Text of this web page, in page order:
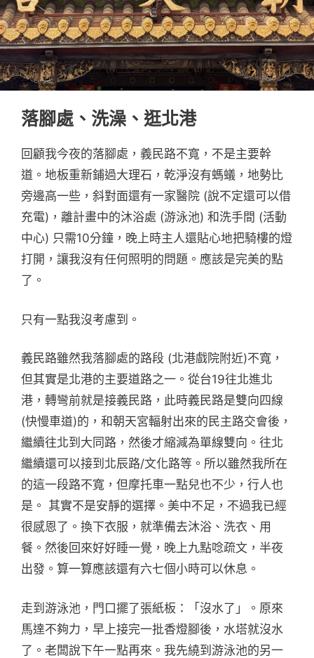
落腳處、洗澡、逛北港
回顧我今夜的落腳處，義民路不寬，不是主要幹
道。地板重新鋪過大理石，乾淨沒有螞蟻，地勢比
旁邊高一些，斜對面還有一家醫院 (說不定還可以借
充電)，離計畫中的沐浴處 (游泳池) 和洗手間 (活動
中心) 只需10分鐘，晚上時主人還貼心地把騎樓的燈
打開，讓我沒有任何照明的問題。應該是完美的點
了。
只有一點我沒考慮到。
義民路雖然我落腳處的路段 (北港戲院附近)不寬，
但其實是北港的主要道路之一。從台19往北進北
港，轉彎前就是接義民路，此時義民路是雙向四線
(快慢車道)的，和朝天宮輻射出來的民主路交會後，
繼續往北到大同路，然後才縮減為單線雙向。往北
繼續還可以接到北辰路/文化路等。所以雖然我所在
的這一段路不寬，但摩托車一點兒也不少，行人也
是。 其實不是安靜的選擇。美中不足，不過我已經
很感恩了。換下衣服，就準備去沐浴、洗衣、用
餐。然後回來好好睡一覺，晚上九點唸疏文，半夜
出發。算一算應該還有六七個小時可以休息。
走到游泳池，門口擺了張紙板：「沒水了」。原來
馬達不夠力，早上接完一批香燈腳後，水塔就沒水
了。老闆說下午一點再來。我先繞到游泳池的另一